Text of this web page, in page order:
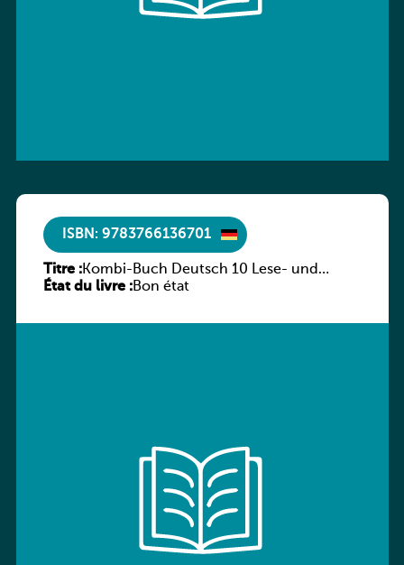
ISBN: 9783766136701
Titre :Kombi-Buch Deutsch 10 Lese- und
Sprachbuch
État du livre :Bon état